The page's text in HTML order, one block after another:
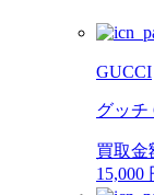
GUCCI
グッチ
買取金
15,000